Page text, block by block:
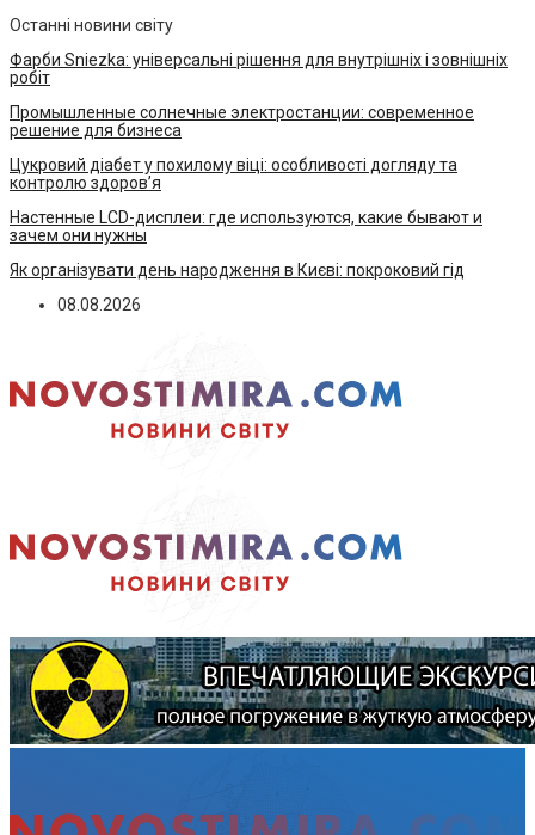
Останні новини світу
Фарби Sniezka: універсальні рішення для внутрішніх і зовнішніх
робіт
Промышленные солнечные электростанции: современное
решение для бизнеса
Цукровий діабет у похилому віці: особливості догляду та
контролю здоров’я
Настенные LCD-дисплеи: где используются, какие бывают и
зачем они нужны
Як організувати день народження в Києві: покроковий гід
08.08.2026